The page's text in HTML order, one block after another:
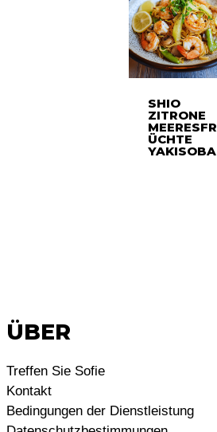
SHIO
ZITRONE
MEERESFR
ÜCHTE
YAKISOBA
ÜBER
Treffen Sie Sofie
Kontakt
Bedingungen der Dienstleistung